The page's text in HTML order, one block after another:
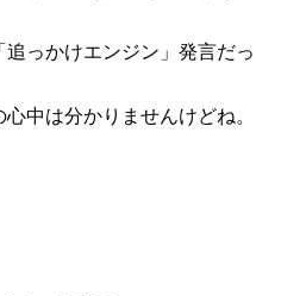
っかけエンジン」発言だっ
中は分かりませんけどね。